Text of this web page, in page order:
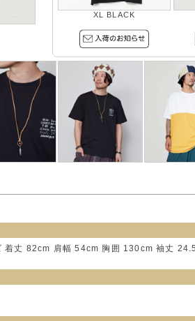
XL BLACK
丈 82cm 肩幅 54cm 胸囲 130cm 袖丈